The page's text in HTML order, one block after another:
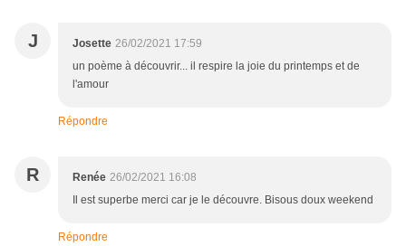
J Josette 26/02/2021 17:59
un poème à découvrir... il respire la joie du printemps et de
l'amour
Répondre
R Renée 26/02/2021 16:08
Il est superbe merci car je le découvre. Bisous doux weekend
Répondre